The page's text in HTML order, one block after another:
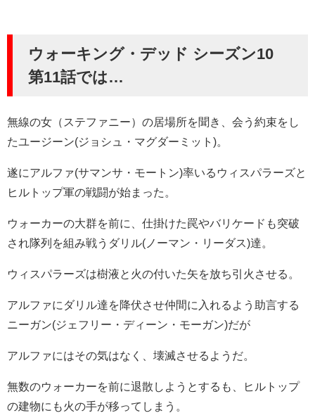
ウォーキング・デッド シーズン10
第11話では…
無線の女（ステファニー）の居場所を聞き、会う約束をし
たユージーン(ジョシュ・マグダーミット)。
遂にアルファ(サマンサ・モートン)率いるウィスパラーズと
ヒルトップ軍の戦闘が始まった。
ウォーカーの大群を前に、仕掛けた罠やバリケードも突破
され隊列を組み戦うダリル(ノーマン・リーダス)達。
ウィスパラーズは樹液と火の付いた矢を放ち引火させる。
アルファにダリル達を降伏させ仲間に入れるよう助言する
ニーガン(ジェフリー・ディーン・モーガン)だが
アルファにはその気はなく、壊滅させるようだ。
無数のウォーカーを前に退散しようとするも、ヒルトップ
の建物にも火の手が移ってしまう。